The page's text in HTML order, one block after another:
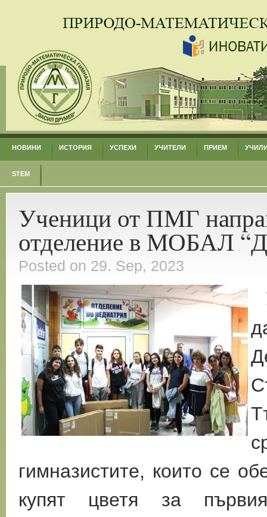
НОВИНИ ИСТОРИЯ УСПЕХИ УЧИТЕЛИ ПРИЕМ
STEM
Ученици от ПМГ
отделение в МОБАЛ
Posted on 29. Sep, 2023
гимназистите, които се
купят цветя за